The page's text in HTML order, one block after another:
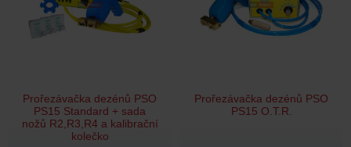
Prořezávačka dezénů PSO
PS15 Standard + sada
nožů R2,R3,R4 a kalibrační
kolečko
Prořezávačka dezénů PSO
PS15 O.T.R.